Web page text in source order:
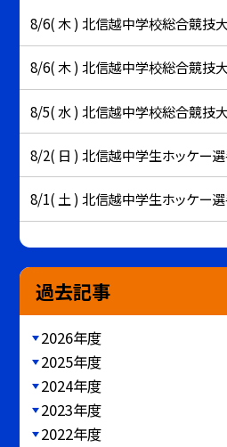
8/6( 木 ) 北信越中学校総合競技
8/6( 木 ) 北信越中学校総合競技
8/5( 水 ) 北信越中学校総合競技
8/2( 日 ) 北信越中学生ホッケー
8/1( 土 ) 北信越中学生ホッケー
過去記事
2026年度
2025年度
2024年度
2023年度
2022年度